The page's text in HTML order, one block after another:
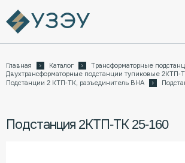
Главная Каталог
Трансформаторные
Двухтрансформаторные подстанции тупиковые 2КТП-
Подстанции 2 КТП-ТК, разъединитель ВНА
Подстанция 2КТП-ТК 25-160